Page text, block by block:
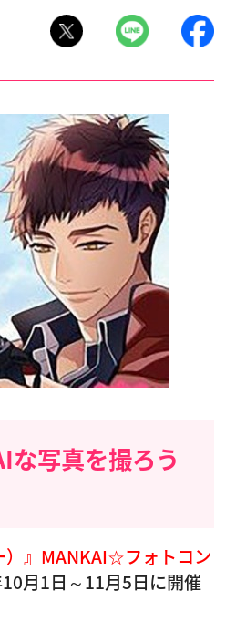
な写真を撮ろう
）』MANKAI☆フォトコン
月1日～11月5日に開催